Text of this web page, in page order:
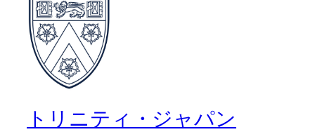
トリニティ・ジャパン